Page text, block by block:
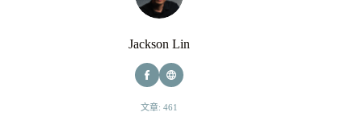
Jackson Lin
文章: 461